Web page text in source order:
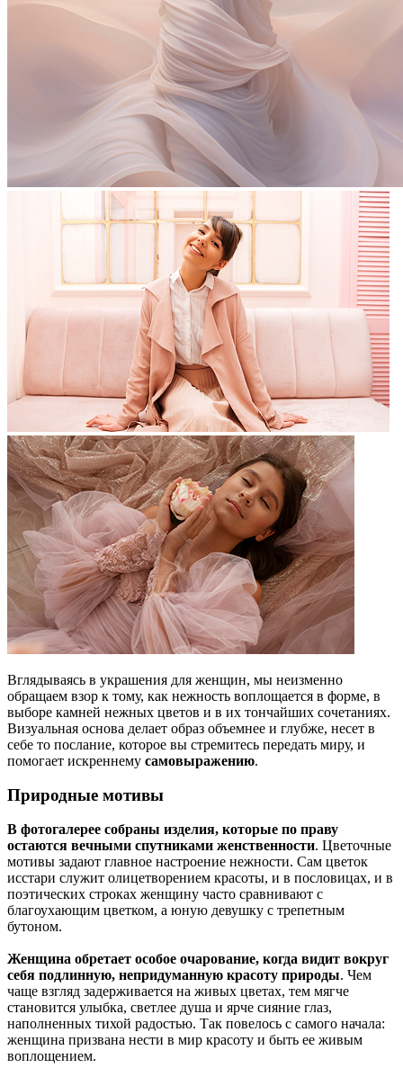
Вглядываясь в украшения для женщин, мы неизменно
обращаем взор к тому, как нежность воплощается в форме, в
выборе камней нежных цветов и в их тончайших сочетаниях.
Визуальная основа делает образ объемнее и глубже, несет в
себе то послание, которое вы стремитесь передать миру, и
помогает искреннему самовыражению.
Природные мотивы
В фотогалерее собраны изделия, которые по праву
остаются вечными спутниками женственности. Цветочные
мотивы задают главное настроение нежности. Сам цветок
исстари служит олицетворением красоты, и в пословицах, и в
поэтических строках женщину часто сравнивают с
благоухающим цветком, а юную девушку с трепетным
бутоном.
Женщина обретает особое очарование, когда видит вокруг
себя подлинную, непридуманную красоту природы. Чем
чаще взгляд задерживается на живых цветах, тем мягче
становится улыбка, светлее душа и ярче сияние глаз,
наполненных тихой радостью. Так повелось с самого начала:
женщина призвана нести в мир красоту и быть ее живым
воплощением.